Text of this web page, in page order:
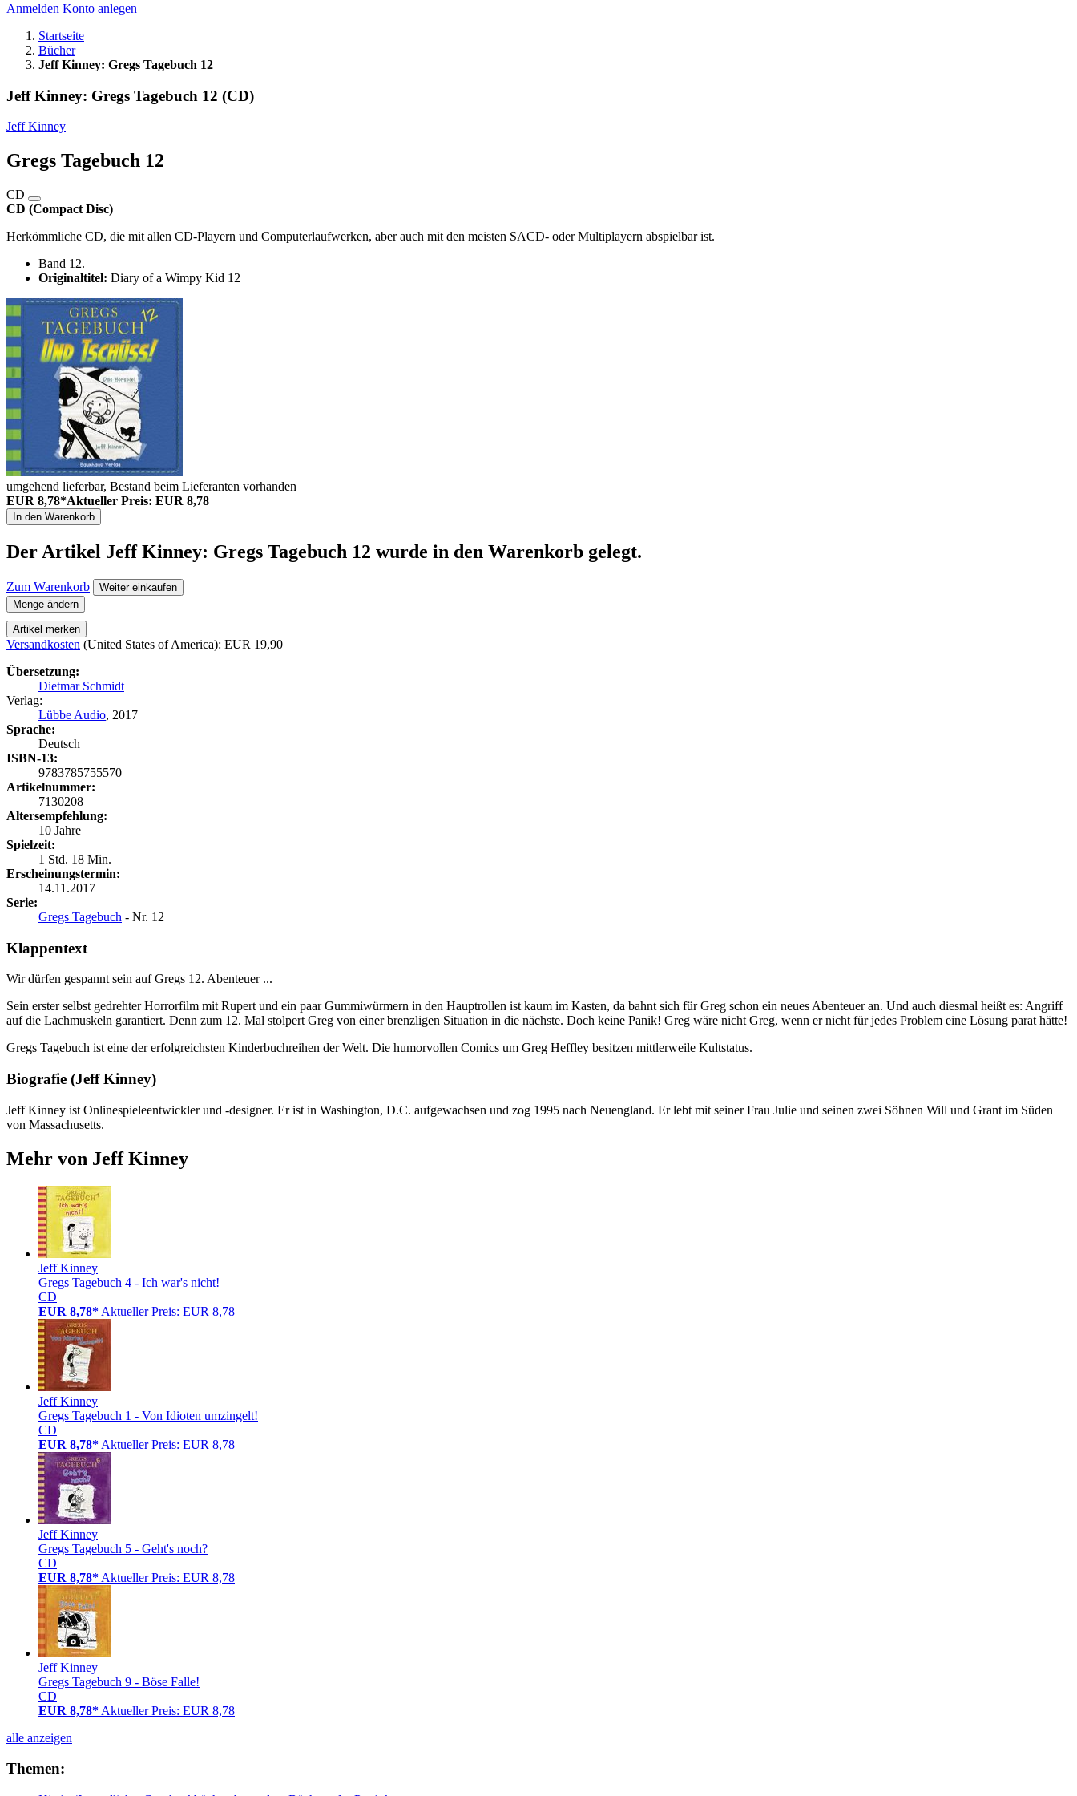
Anmelden Konto anlegen
Startseite
Bücher
Jeff Kinney: Gregs Tagebuch 12
Jeff Kinney: Gregs Tagebuch 12 (CD)
Jeff Kinney
Gregs Tagebuch 12
CD
CD (Compact Disc)
Herkömmliche CD, die mit allen CD-Playern und Computerlaufwerken, aber auch mit den meisten SACD- oder Multiplayern abspielbar ist.
Band 12.
Originaltitel: Diary of a Wimpy Kid 12
umgehend lieferbar, Bestand beim Lieferanten vorhanden
EUR 8,78*Aktueller Preis: EUR 8,78
In den Warenkorb
Der Artikel Jeff Kinney: Gregs Tagebuch 12 wurde in den Warenkorb gelegt.
Zum Warenkorb
Weiter einkaufen
Menge ändern
Artikel merken
Versandkosten (United States of America): EUR 19,90
Übersetzung:
Dietmar Schmidt
Verlag:
Lübbe Audio, 2017
Sprache:
Deutsch
ISBN-13:
9783785755570
Artikelnummer:
7130208
Altersempfehlung:
10 Jahre
Spielzeit:
1 Std. 18 Min.
Erscheinungstermin:
14.11.2017
Serie:
Gregs Tagebuch - Nr. 12
Klappentext
Wir dürfen gespannt sein auf Gregs 12. Abenteuer ...
Sein erster selbst gedrehter Horrorfilm mit Rupert und ein paar Gummiwürmern in den Hauptrollen ist kaum im Kasten, da bahnt sich für Greg schon ein neues Abenteuer an. Und auch diesmal heißt es: Angriff
auf die Lachmuskeln garantiert. Denn zum 12. Mal stolpert Greg von einer brenzligen Situation in die nächste. Doch keine Panik! Greg wäre nicht Greg, wenn er nicht für jedes Problem eine Lösung parat hätte!
Gregs Tagebuch ist eine der erfolgreichsten Kinderbuchreihen der Welt. Die humorvollen Comics um Greg Heffley besitzen mittlerweile Kultstatus.
Biografie (Jeff Kinney)
Jeff Kinney ist Onlinespieleentwickler und -designer. Er ist in Washington, D.C. aufgewachsen und zog 1995 nach Neuengland. Er lebt mit seiner Frau Julie und seinen zwei Söhnen Will und Grant im Süden
von Massachusetts.
Mehr von Jeff Kinney
Jeff Kinney
Gregs Tagebuch 4 - Ich war's nicht!
CD
EUR 8,78* Aktueller Preis: EUR 8,78
Jeff Kinney
Gregs Tagebuch 1 - Von Idioten umzingelt!
CD
EUR 8,78* Aktueller Preis: EUR 8,78
Jeff Kinney
Gregs Tagebuch 5 - Geht's noch?
CD
EUR 8,78* Aktueller Preis: EUR 8,78
Jeff Kinney
Gregs Tagebuch 9 - Böse Falle!
CD
EUR 8,78* Aktueller Preis: EUR 8,78
alle anzeigen
Themen: